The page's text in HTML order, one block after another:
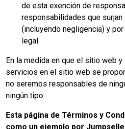
de esta exención de
responsabilidades que surjan
(incluyendo negligencia) y
legal.
En la medida en que el sitio web
servicios en el sitio web se
no seremos responsables de
ningún tipo.
Esta página de Términos y
como un ejemplo por